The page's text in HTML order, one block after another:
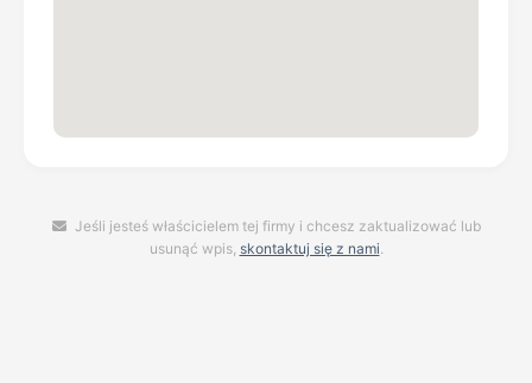
Jeśli jesteś właścicielem tej firmy i chcesz zaktualizować lub
usunąć wpis, skontaktuj się z nami.